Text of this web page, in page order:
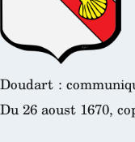
Doudart :
Du 26 aoust 1670,